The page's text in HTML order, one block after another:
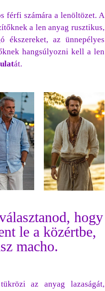
férfi számára a lenöltözet. A
a len anyag rusztikus,
az ünnepélyes
hangsúlyozni kell a len
át.
hogy
le a közértbe,
macho.
az anyag lazaságát,